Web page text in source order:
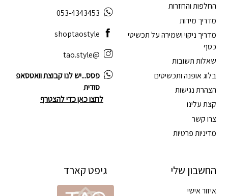
החלפות והחזרות
מדריך מידות
מדריך ניקוי ושמירה על תכשיטי
כסף
שאלות תשובות
בלוג אופנה ותכשיטים
הצהרת נגישות
קצת עלינו
צרו קשר
מדיניות פרטיות
החשבון שלי
איזור אישי
053-4343453
shoptaostyle
@tao.style
פסס...יש לנו קבוצת וואטסאפ
סודית
לחצו כאן כדי להצטרף
גיפט קארד